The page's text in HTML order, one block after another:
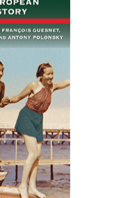
Elissa
Degler
פולונסקי